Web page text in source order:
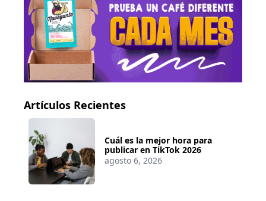
Artículos Recientes
Cuál es la mejor hora para
publicar en TikTok 2026
agosto 6, 2026